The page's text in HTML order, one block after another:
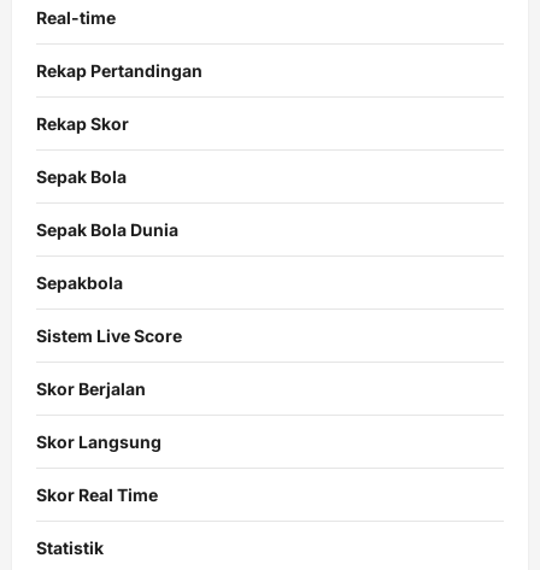
Real-time
Rekap Pertandingan
Rekap Skor
Sepak Bola
Sepak Bola Dunia
Sepakbola
Sistem Live Score
Skor Berjalan
Skor Langsung
Skor Real Time
Statistik